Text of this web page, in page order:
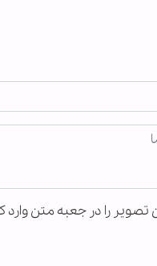
تصویر را در جعبه متن وارد